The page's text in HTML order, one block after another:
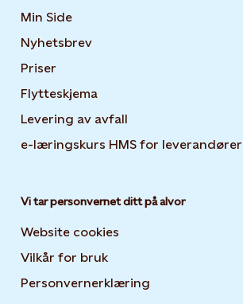
Min Side
Nyhetsbrev
Priser
Flytteskjema
Levering av avfall
e-læringskurs HMS for leverandører
Vi tar personvernet ditt på alvor
Website cookies
Vilkår for bruk
Personvernerklæring